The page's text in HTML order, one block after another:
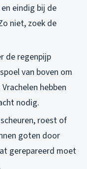
eindig bij de
niet, zoek de
de regenpijp
van boven om
hebben
nodig.
roest of
goten door
gerepareerd moet